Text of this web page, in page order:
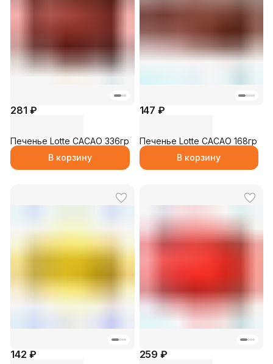
281 ₽
Печенье Lotte CACAO 336гр
В корзину
147 ₽
Печенье Lotte CACAO 168гр
В корзину
142 ₽ 259 ₽